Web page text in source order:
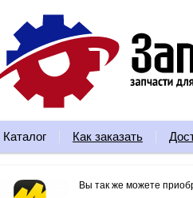
Каталог Как заказать
Вы так же можете